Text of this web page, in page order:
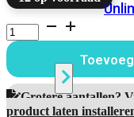
Switch
Alle
40GE
QSFP+
transceiver
module,
Short
Range
aantal
Grotere aantallen?
product laten